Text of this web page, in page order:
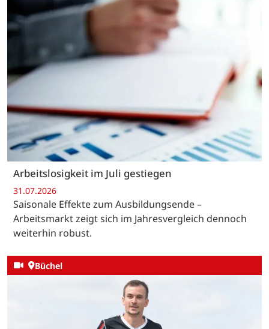
Arbeitslosigkeit im Juli gestiegen
31.07.2026
Saisonale Effekte zum Ausbildungsende –
Arbeitsmarkt zeigt sich im Jahresvergleich dennoch
weiterhin robust.
Büchel